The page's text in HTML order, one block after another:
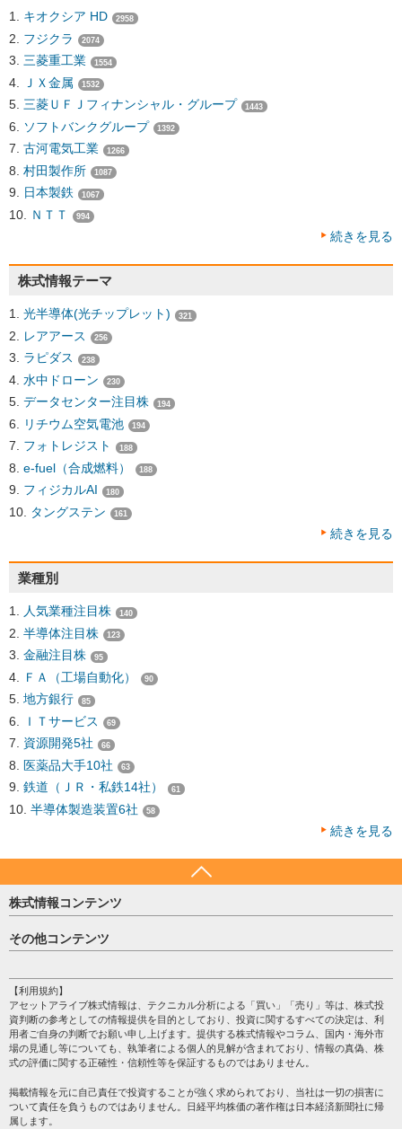
キオクシア HD 2958
フジクラ 2074
三菱重工業 1554
ＪＸ金属 1532
三菱ＵＦＪフィナンシャル・グループ 1443
ソフトバンクグループ 1392
古河電気工業 1266
村田製作所 1087
日本製鉄 1067
ＮＴＴ 994
続きを見る
株式情報テーマ
光半導体(光チップレット) 321
レアアース 256
ラピダス 238
水中ドローン 230
データセンター注目株 194
リチウム空気電池 194
フォトレジスト 188
e-fuel（合成燃料） 188
フィジカルAI 180
タングステン 161
続きを見る
業種別
人気業種注目株 140
半導体注目株 123
金融注目株 95
ＦＡ（工場自動化） 90
地方銀行 85
ＩＴサービス 69
資源開発5社 66
医薬品大手10社 63
鉄道（ＪＲ・私鉄14社） 61
半導体製造装置6社 58
続きを見る
株式情報コンテンツ
日経平均
売買シグナル
注目銘柄
株テーマ情報
海外市況
投資カレンダー
格付け情報
その他コンテンツ
個人情報保護方針
プライバシーポリシー
会社案内
サイトマップ
過去データ
【利用規約】
アセットアライブ株式情報は、テクニカル分析による「買い」「売り」等は、株式投
資判断の参考としての情報提供を目的としており、投資に関するすべての決定は、利
用者ご自身の判断でお願い申し上げます。提供する株式情報やコラム、国内・海外市
場の見通し等についても、執筆者による個人的見解が含まれており、情報の真偽、株
式の評価に関する正確性・信頼性等を保証するものではありません。
掲載情報を元に自己責任で投資することが強く求められており、当社は一切の損害に
ついて責任を負うものではありません。日経平均株価の著作権は日本経済新聞社に帰
属します。